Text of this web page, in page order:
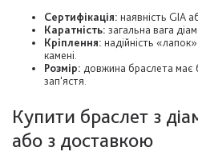
Сертифікація: наявність GIA
Каратність: загальна вага
Кріплення: надійність
камені.
Розмір: довжина браслета
зап'ястя.
Купити браслет з
або з доставкою